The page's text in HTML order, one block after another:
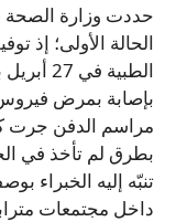
حددت وزارة الصحة
الحالة الأولى؛ إذ
بإصابة بمرض فيروس
مراسم الدفن جرت
بطرق لم تأخذ في
تنبّه إليه الخبراء
داخل مجتمعات